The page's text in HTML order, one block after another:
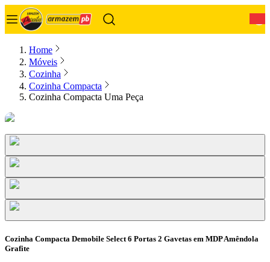
Home
Móveis
Cozinha
Cozinha Compacta
Cozinha Compacta Uma Peça
Cozinha Compacta Demobile Select 6 Portas 2 Gavetas em MDP Amêndola
Grafite